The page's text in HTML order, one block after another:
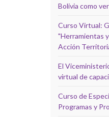
Bolivia como
Curso Virtual:
"Herramientas
Acción
El
virtual de
Curso de
Programas y